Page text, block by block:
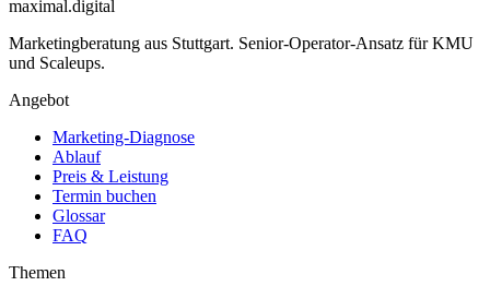
maximal.digital
Marketingberatung aus Stuttgart. Senior-Operator-Ansatz für KMU
und Scaleups.
Angebot
Marketing-Diagnose
Ablauf
Preis & Leistung
Termin buchen
Glossar
FAQ
Themen